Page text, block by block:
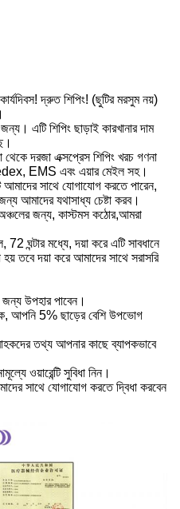
দ্রুত শিপিং! (ছুটির মরসুম নয়)
এটি শিপিং ছাড়াই কারখানার দাম
দরজা এক্সপ্রেস শিপিং খরচ গণনা
EMS এবং এয়ার মেইল সহ।
সাথে যোগাযোগ করতে পারেন,
আমাদের যথাসাধ্য চেষ্টা করব।
জন্য, কাস্টমস কঠোর,আমরা
ঘন্টার মধ্যে, দয়া করে এটি সাবধানে
তবে দয়া করে আমাদের সাথে সরাসরি
উপহার পাবেন।
আপনি 5% ছাড়ের বেশি উপভোগ
তথ্য আপনার কাছে ব্যাপকভাবে
ওয়ারেন্টি সুবিধা নিন।
সাথে যোগাযোগ করতে দ্বিধা করবেন